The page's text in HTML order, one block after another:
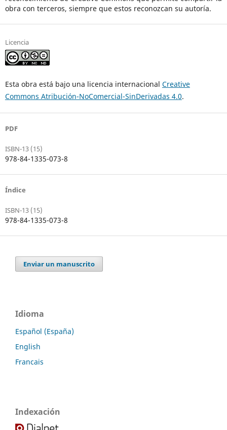
obra con terceros, siempre que estos reconozcan su autoría.
Licencia
Esta obra está bajo una licencia internacional Creative
Commons Atribución-NoComercial-SinDerivadas 4.0.
PDF
ISBN-13 (15)
978-84-1335-073-8
Índice
ISBN-13 (15)
978-84-1335-073-8
Enviar un manuscrito
Idioma
Español (España)
English
Francais
Indexación